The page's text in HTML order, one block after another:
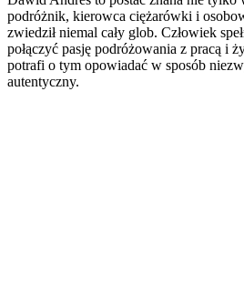
podróżnik, kierowca ciężarówki i
zwiedził niemal cały glob. Człowiek
połączyć pasję podróżowania z pracą i
potrafi o tym opowiadać w sposób
autentyczny.